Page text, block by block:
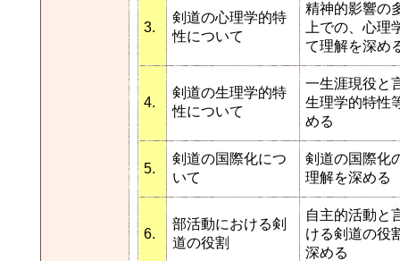
3.
剣道の心理学的特
性について
精神的影響の
上での、心理
て理解を深め
4.
剣道の生理学的特
性について
一生涯現役と
生理学的特性
める
5.
剣道の国際化につ
いて
剣道の国際化
理解を深める
6.
部活動における剣
道の役割
自主的活動と
ける剣道の役
深める